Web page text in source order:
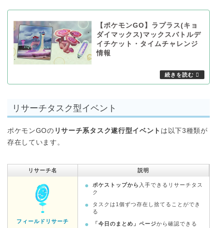
【ポケモンGO】ラプラス(キョ
ダイマックス)マックスバトルデ
イチケット・タイムチャレンジ
情報
リサーチタスク型イベント
ポケモンGOの リサーチ系タスク遂行型イベント は以下3種類が
存在しています。
リサーチ名 説明
フィールドリサーチ
ポケストップから 入手できるリサーチタス
ク
タスクは1個ずつ存在し捨てることができ
る
「今日のまとめ」ページから確認できる